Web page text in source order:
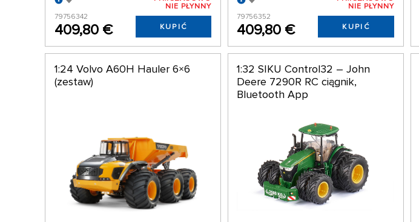
79756342
409,80 €
NIE PŁYNNY
KUPIĆ
79756352
409,80 €
NIE PŁYNNY
KUPIĆ
1:24 Volvo A60H Hauler 6×6
(zestaw)
1:32 SIKU Control32 – John
Deere 7290R RC ciągnik,
Bluetooth App